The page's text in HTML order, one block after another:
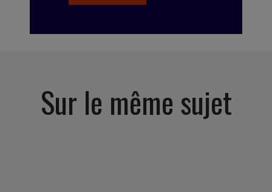
Sur le même sujet